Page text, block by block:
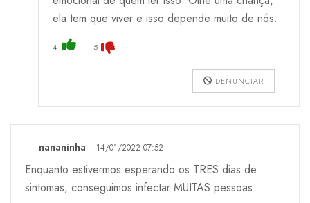
ela tem que viver e isso depende muito de nós.
4 5
DENUNCIAR
nananinha 14/01/2022 07:52
Enquanto estivermos esperando os TRES dias de
sintomas, conseguimos infectar MUITAS pessoas.